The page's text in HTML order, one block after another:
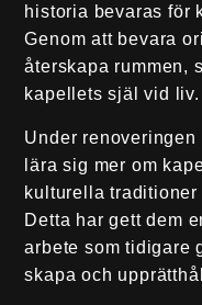
historia bevaras för
Genom att bevara
återskapa rummen,
kapellets själ vid liv.
Under
lära sig mer om
kulturella traditioner
Detta har gett dem
arbete som tidigare
skapa och